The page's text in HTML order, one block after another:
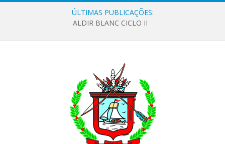
ÚLTIMAS PUBLICAÇÕES:
ALDIR BLANC CICLO II